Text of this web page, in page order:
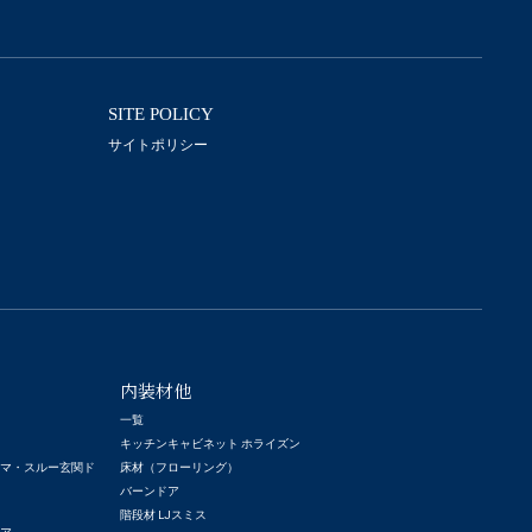
SITE POLICY
サイトポリシー
・スルー玄関ド
内装材他
一覧
キッチンキャビネット ホライズン
床材（フローリング）
バーンドア
階段材 LJスミス